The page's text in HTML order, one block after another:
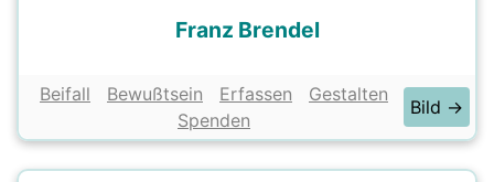
Franz Brendel
Beifall Bewußtsein Erfassen
Gestalten
Spenden
Bild →